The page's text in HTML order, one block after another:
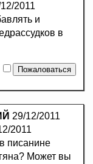
2011
и
в
29/12/2011
2011
писанине
Может вы